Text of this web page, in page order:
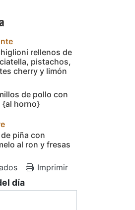
rellenos de
pistachos,
cherry y limón
de pollo con
{al horno}
piña con
al ron y fresas
Imprimir
día